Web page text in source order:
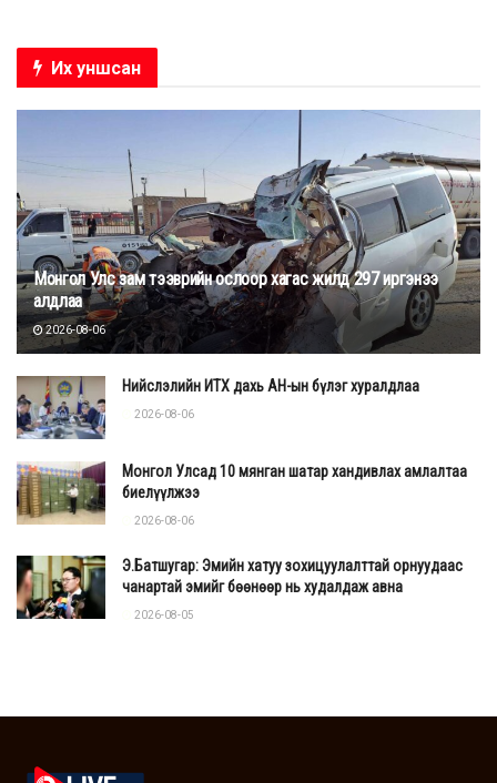
Их уншсан
Монгол Улс зам тээврийн ослоор хагас жилд 297 иргэнээ
алдлаа
2026-08-06
Нийслэлийн ИТХ дахь АН-ын бүлэг хуралдлаа
2026-08-06
Монгол Улсад 10 мянган шатар хандивлах амлалтаа
биелүүлжээ
2026-08-06
Э.Батшугар: Эмийн хатуу зохицуулалттай орнуудаас
чанартай эмийг бөөнөөр нь худалдаж авна
2026-08-05